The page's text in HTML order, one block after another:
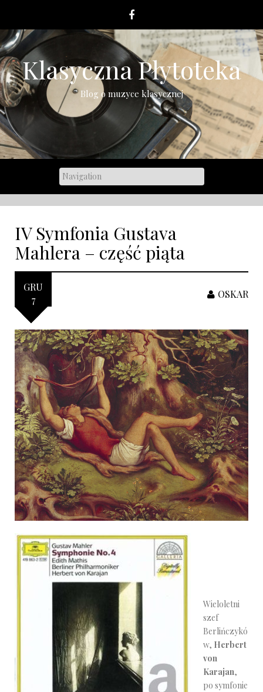
content
Klasyczna Płytoteka
Blog o muzyce klasycznej
IV Symfonia Gustava
Mahlera – część piąta
GRU
7
OSKAR
Wieloletni
szef
Berlińczykó
w, Herbert
von
Karajan,
po symfonie